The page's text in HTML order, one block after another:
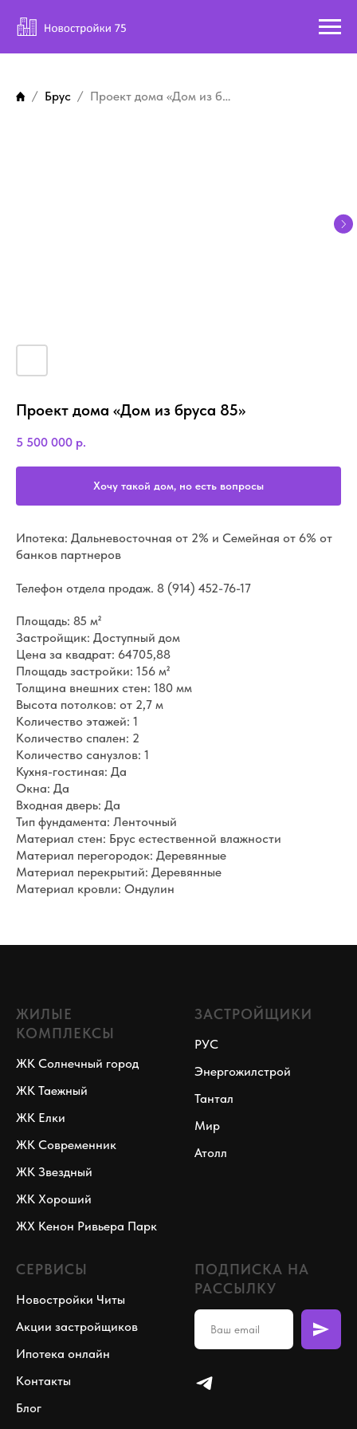
Брус Проект дома «Дом из бруса 85»
Проект дома «Дом из бруса 85»
5 500 000 р.
Хочу такой дом, но есть вопросы
Ипотека: Дальневосточная от 2% и Семейная от 6% от
банков партнеров
Телефон отдела продаж. 8 (914) 452-76-17
Площадь: 85 м²
Застройщик: Доступный дом
Цена за квадрат: 64705,88
Площадь застройки: 156 м²
Толщина внешних стен: 180 мм
Высота потолков: от 2,7 м
Количество этажей: 1
Количество спален: 2
Количество санузлов: 1
Кухня-гостиная: Да
Окна: Да
Входная дверь: Да
Тип фундамента: Ленточный
Материал стен: Брус естественной влажности
Материал перегородок: Деревянные
Материал перекрытий: Деревянные
Материал кровли: Ондулин
ЖИЛЫЕ
КОМПЛЕКСЫ
ЖК Солнечный город
ЖК Таежный
ЖК Елки
ЖК Современник
ЖК Звездный
ЖК Хороший
ЖХ Кенон Ривьера Парк
ЗАСТРОЙЩИКИ
РУС
Энергожилстрой
Тантал
Мир
Атолл
СЕРВИСЫ
Новостройки Читы
Акции застройщиков
Ипотека онлайн
Контакты
Блог
ПОДПИСКА НА
РАССЫЛКУ